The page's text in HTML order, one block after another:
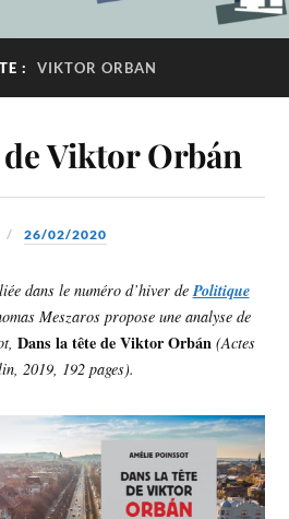
: VIKTOR ORBAN
Viktor Orbán
26/02/2020
dans le numéro d’hiver dePolitique
Meszaros propose une analyse de
Dans la tête de Viktor Orbán (Actes
2019, 192 pages).